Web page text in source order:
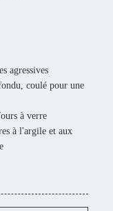
agressives
coulé pour une
à verre
à l'argile et aux